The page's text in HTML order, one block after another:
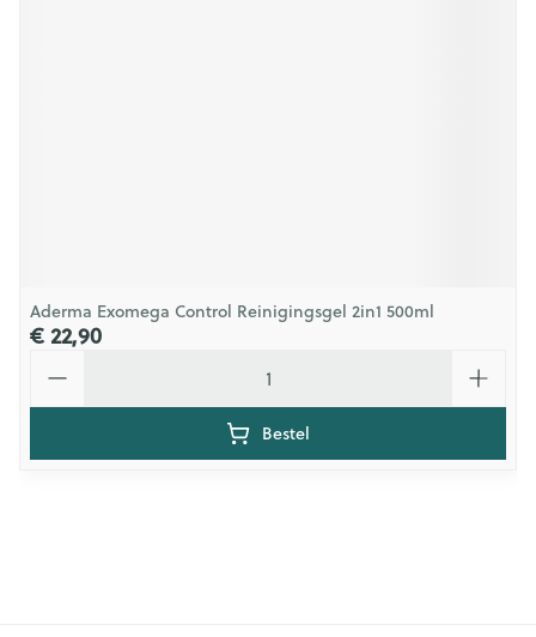
Aderma Exomega Control Reinigingsgel 2in1 500ml
€ 22,90
Bestel